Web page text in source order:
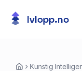
lvlopp.no
Kunstig